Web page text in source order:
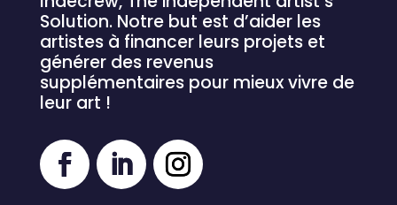
Solution. Notre but est d’aider les
artistes à financer leurs projets et
générer des revenus
supplémentaires pour mieux vivre de
leur art !